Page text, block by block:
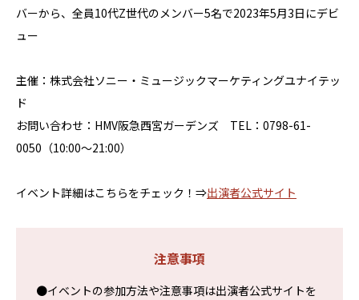
バーから、全員10代Z世代のメンバー5名で2023年5月3日にデビ
ュー
主催：株式会社ソニー・ミュージックマーケティングユナイテッ
ド
お問い合わせ：HMV阪急西宮ガーデンズ TEL：0798-61-
0050（10:00～21:00）
イベント詳細はこちらをチェック！⇒出演者公式サイト
注意事項
●イベントの参加方法や注意事項は出演者公式サイトを